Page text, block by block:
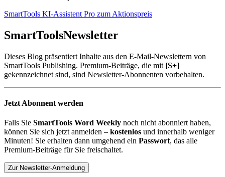
SmartTools KI-Assistent Pro zum Aktionspreis
SmartToolsNewsletter
Dieses Blog präsentiert Inhalte aus den E-Mail-Newslettern von
SmartTools Publishing. Premium-Beiträge, die mit [S+]
gekennzeichnet sind, sind Newsletter-Abonnenten vorbehalten.
Jetzt Abonnent werden
Falls Sie SmartTools Word Weekly noch nicht abonniert haben,
können Sie sich jetzt anmelden – kostenlos und innerhalb weniger
Minuten! Sie erhalten dann umgehend ein Passwort, das alle
Premium-Beiträge für Sie freischaltet.
Zur Newsletter-Anmeldung